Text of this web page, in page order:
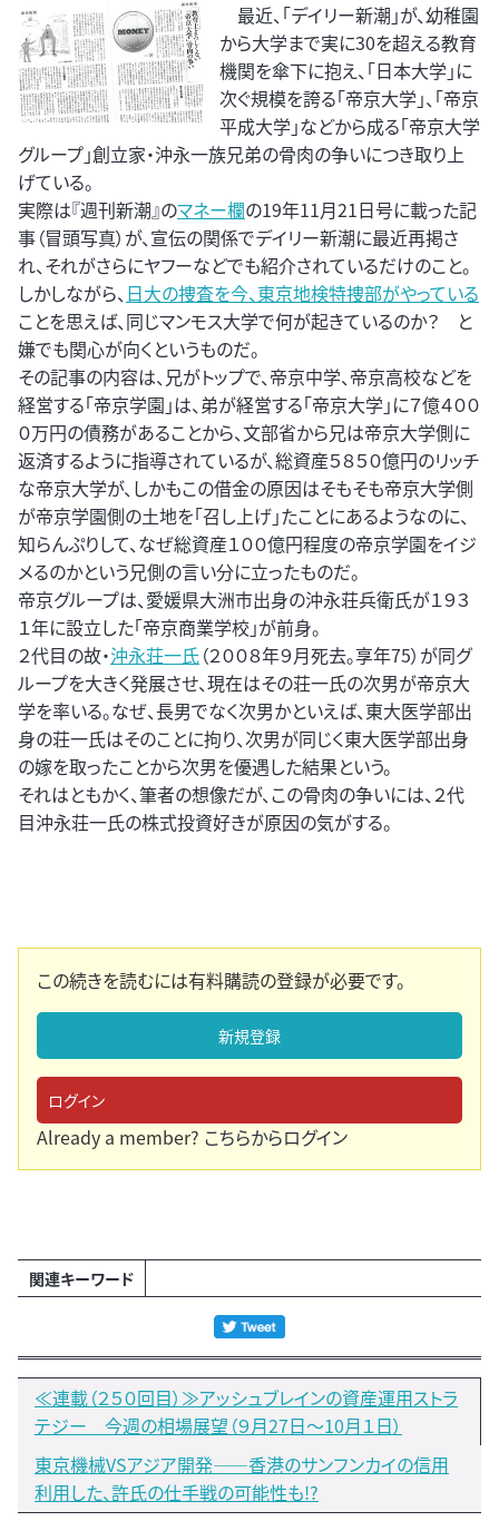
最近、「デイリー新潮」が、幼稚園
から大学まで実に30を超える教育
機関を傘下に抱え、「日本大学」に
次ぐ規模を誇る「帝京大学」、「帝京
平成大学」などから成る「帝京大学
グループ」創立家・沖永一族兄弟の骨肉の争いにつき取り上
げている。
実際は『週刊新潮』のマネー欄の19年11月21日号に載った記
事（冒頭写真）が、宣伝の関係でデイリー新潮に最近再掲さ
れ、それがさらにヤフーなどでも紹介されているだけのこと。
しかしながら、 日大の捜査を今、東京地検特捜部がやっている
ことを思えば、同じマンモス大学で何が起きているのか？ と
嫌でも関心が向くというものだ。
その記事の内容は、兄がトップで、帝京中学、帝京高校などを
経営する「帝京学園」は、弟が経営する「帝京大学」に７億４００
０万円の債務があることから、文部省から兄は帝京大学側に
返済するように指導されているが、総資産５８５０億円のリッチ
な帝京大学が、しかもこの借金の原因はそもそも帝京大学側
が帝京学園側の土地を「召し上げ」たことにあるようなのに、
知らんぷりして、なぜ総資産１００億円程度の帝京学園をイジ
メるのかという兄側の言い分に立ったものだ。
帝京グループは、愛媛県大洲市出身の沖永荘兵衛氏が１９３
１年に設立した「帝京商業学校」が前身。
２代目の故・沖永荘一氏（２００８年９月死去。享年75）が同グ
ループを大きく発展させ、現在はその荘一氏の次男が帝京大
学を率いる。なぜ、長男でなく次男かといえば、東大医学部出
身の荘一氏はそのことに拘り、次男が同じく東大医学部出身
の嫁を取ったことから次男を優遇した結果という。
それはともかく、筆者の想像だが、この骨肉の争いには、２代
目沖永荘一氏の株式投資好きが原因の気がする。
この続きを読むには有料購読の登録が必要です。
新規登録
ログイン
Already a member? こちらからログイン
関連キーワード
≪連載（２５０回目）≫アッシュブレインの資産運用ストラ
テジー 今週の相場展望（９月27日～10月１日）
東京機械VSアジア開発――香港のサンフンカイの信用
利用した、許氏の仕手戦の可能性も!?